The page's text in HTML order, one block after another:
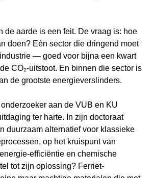
de aarde is een feit. De vraag is: hoe
doen? Eén sector die dringend moet
— goed voor bijna een kwart
CO₂-uitstoot. En binnen die sector is
de grootste energieverslinders.
aan de VUB en KU
ter harte. In zijn doctoraat
duurzaam alternatief voor klassieke
op het kruispunt van
efficiëntie en chemische
tot zijn oplossing? Ferriet-